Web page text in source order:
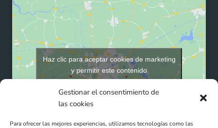
Gestionar el consentimiento de
las cookies
Para ofrecer las mejores experiencias, utilizamos tecnologías como las
Haz clic para aceptar cookies de marketing
y permitir este contenido